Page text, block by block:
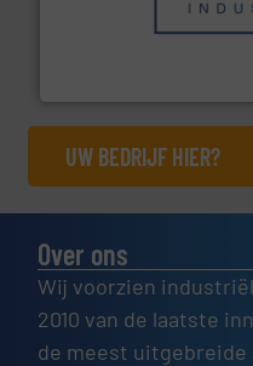
weeg-, verpakking- en
in verschillende sectoren
UW BEDRIJF HIER?
Over ons
Wij voorzien
2010 van de laatste
de meest uitgebreide